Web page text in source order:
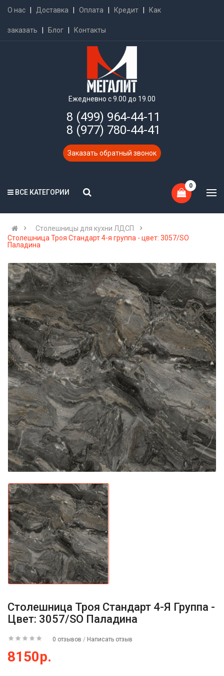
О нас Доставка Оплата Кредит Как
заказать Блог Контакты
Ежедневно с 9.00 до 19.00
8 (499) 964-44-11
8 (977) 780-44-41
Заказать обратный звонок
ВСЕ КАТЕГОРИИ
0
Cтолешницы для кухни ЛДСП
Столешница Троя Стандарт 4-я группа - цвет: 3057/SO
Паладина
Столешница Троя Стандарт 4-Я Группа -
Цвет: 3057/SO Паладина
0 отзывов / Написать отзыв
8150р.